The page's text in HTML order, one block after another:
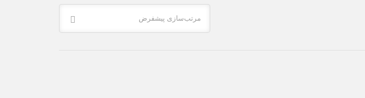
مرتب‌سازی پیشفرض